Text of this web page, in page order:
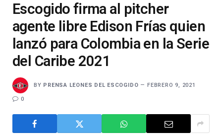
Escogido firma al pitcher
agente libre Edison Frías quien
lanzó para Colombia en la Serie
del Caribe 2021
BY PRENSA LEONES DEL ESCOGIDO FEBRERO 9, 2021
0